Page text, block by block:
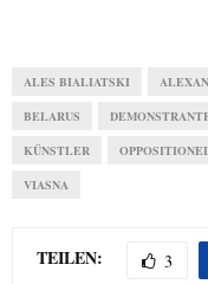
ALES BIALIATSKI
BELARUS
KÜNSTLER
VIASNA
TEILEN: 3